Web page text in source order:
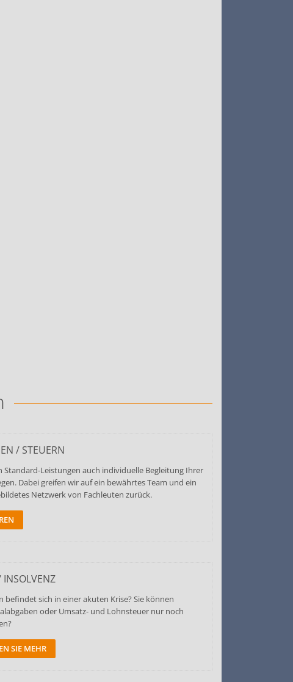
/ STEUERN
Standard-Leistungen auch individuelle Begleitung Ihrer
Dabei greifen wir auf ein bewährtes Team und ein
Netzwerk von Fachleuten zurück.
befindet sich in einer akuten Krise? Sie können
oder Umsatz- und Lohnsteuer nur noch
SIE MEHR